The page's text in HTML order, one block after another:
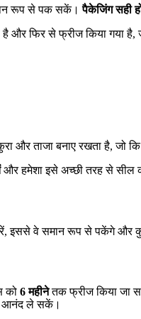
रूप से पक सकें।पैकेजिंग सही
और फिर से फ्रीज किया गया
और ताजा बनाए रखता है, जो
और हमेशा इसे अच्छी तरह से सील
इससे वे समान रूप से पकेंगे और
को 6 महीनेतक फ्रीज किया जा
आनंद ले सकें।